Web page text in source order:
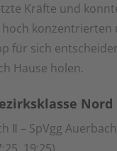
Kräfte und
konzentrierten
für sich
Hause holen.
Nord
Ⅱ – SpVgg